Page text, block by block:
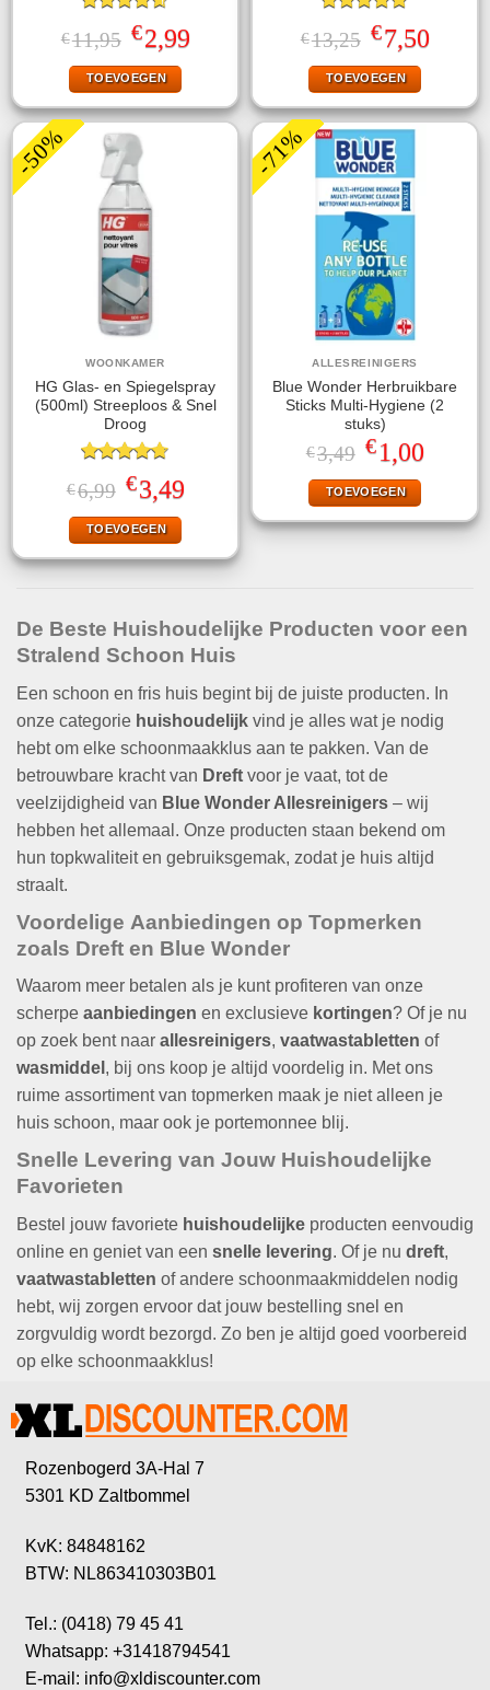
Gewaardeerd
4.57uit 5
€11,95 Oorspronkelijke
prijs
was:
€11,95.
€2,99Huidige
prijs
TOEVOEGEN
Gewaardeerd
5.00uit 5
€13,25 Oorspronkelijke
prijs
was:
€13,25.
€7,50Huidige
prijs
TOEVOEGEN
-50%
WOONKAMER
HG Glas- en Spiegelspray
(500ml) Streeploos & Snel
Droog
Gewaardeerd
4.67uit 5
€6,99 Oorspronkelijke
prijs
was:
€6,99.
€3,49Huidige
prijs
is:
TOEVOEGEN
-71%
ALLESREINIGERS
Blue Wonder Herbruikbare
Sticks Multi-Hygiene (2
stuks)
€3,49 Oorspronkelijke
prijs
was:
€3,49.
€1,00Huidige
prijs
is:
TOEVOEGEN
De Beste Huishoudelijke Producten voor een
Stralend Schoon Huis
Een schoon en fris huis begint bij de juiste producten. In
onze categorie huishoudelijk vind je alles wat je nodig
hebt om elke schoonmaakklus aan te pakken. Van de
betrouwbare kracht van Dreft voor je vaat, tot de
veelzijdigheid van Blue Wonder Allesreinigers – wij
hebben het allemaal. Onze producten staan bekend om
hun topkwaliteit en gebruiksgemak, zodat je huis altijd
straalt.
Voordelige Aanbiedingen op Topmerken
zoals Dreft en Blue Wonder
Waarom meer betalen als je kunt profiteren van onze
scherpe aanbiedingen en exclusieve kortingen? Of je nu
op zoek bent naar allesreinigers, vaatwastabletten of
wasmiddel , bij ons koop je altijd voordelig in. Met ons
ruime assortiment van topmerken maak je niet alleen je
huis schoon, maar ook je portemonnee blij.
Snelle Levering van Jouw Huishoudelijke
Favorieten
Bestel jouw favoriete huishoudelijke producten eenvoudig
online en geniet van een snelle levering. Of je nu dreft,
vaatwastabletten of andere schoonmaakmiddelen nodig
hebt, wij zorgen ervoor dat jouw bestelling snel en
zorgvuldig wordt bezorgd. Zo ben je altijd goed voorbereid
op elke schoonmaakklus!
Rozenbogerd 3A-Hal 7
5301 KD Zaltbommel
KvK: 84848162
BTW: NL863410303B01
Tel.: (0418) 79 45 41
Whatsapp: +31418794541
E-mail: info@xldiscounter.com